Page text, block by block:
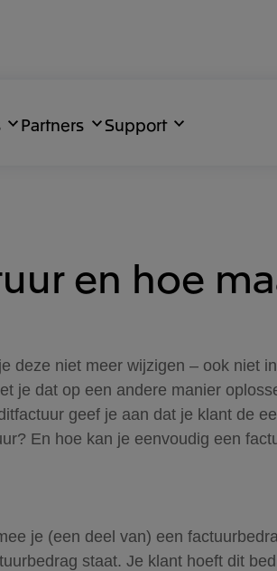
Partners Support
en hoe
deze niet meer wijzigen – ook niet
je dat op een andere manier
geef je aan dat je klant de
En hoe kan je eenvoudig een
je (een deel van) een
staat. Je klant hoeft dit